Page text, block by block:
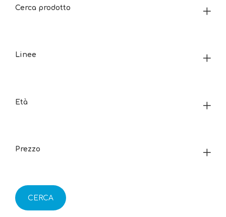
Cerca prodotto
Linee
Età
Prezzo
CERCA